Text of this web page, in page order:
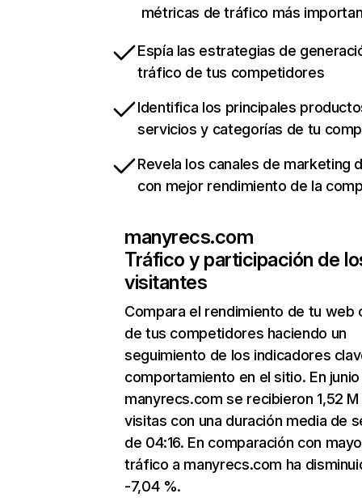
métricas de tráfico más
Espía las estrategias de
tráfico de tus competidores
Identifica los principales
servicios y categorías de tu
Revela los canales de marketing
con mejor rendimiento de la
manyrecs.com
Tráfico y participación de
visitantes
Compara el rendimiento de tu web
de tus competidores haciendo un
seguimiento de los indicadores
comportamiento en el sitio. En junio
manyrecs.com se recibieron 1,52 M
visitas con una duración media de
de 04:16. En comparación con
tráfico a manyrecs.com ha
-7,04 %.